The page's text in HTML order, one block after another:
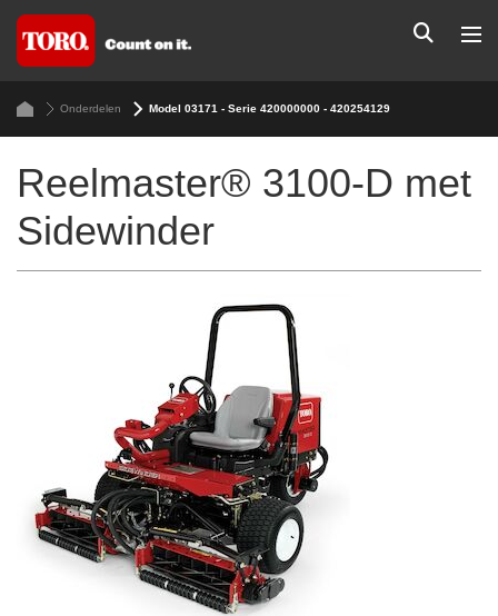
Onderdelen Model 03171 - Serie 420000000 - 420254129
Reelmaster® 3100-D met
Sidewinder